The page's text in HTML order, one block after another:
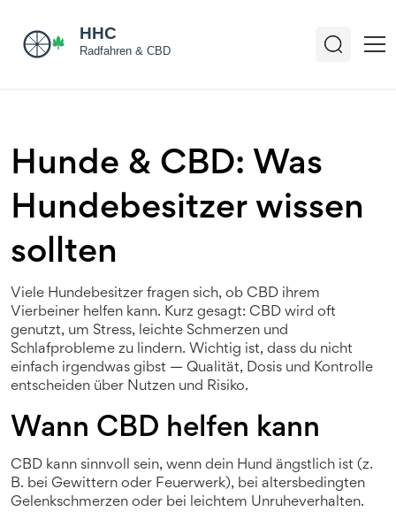
Hunde & CBD: Was
Hundebesitzer wissen
sollten
Viele Hundebesitzer fragen sich, ob CBD ihrem
Vierbeiner helfen kann. Kurz gesagt: CBD wird oft
genutzt, um Stress, leichte Schmerzen und
Schlafprobleme zu lindern. Wichtig ist, dass du nicht
einfach irgendwas gibst — Qualität, Dosis und Kontrolle
entscheiden über Nutzen und Risiko.
Wann CBD helfen kann
CBD kann sinnvoll sein, wenn dein Hund ängstlich ist (z.
B. bei Gewittern oder Feuerwerk), bei altersbedingten
Gelenkschmerzen oder bei leichtem Unruheverhalten.